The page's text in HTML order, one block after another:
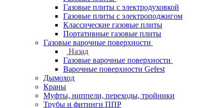
Газовые плиты с электродуховкой
Газовые плиты с электроподжигом
Классические газовые плиты
Портативные газовые плиты
Газовые варочные поверхности
Назад
Газовые варочные поверхности
Варочные поверхности Gefest
Дымоход
Краны
Муфты, ниппели, переходы, тройники
Трубы и фитинги ППР